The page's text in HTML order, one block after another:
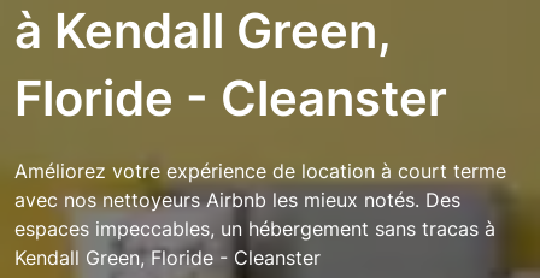
à Kendall Green,
Floride - Cleanster
Améliorez votre expérience de location à court terme
avec nos nettoyeurs Airbnb les mieux notés. Des
espaces impeccables, un hébergement sans tracas à
Kendall Green, Floride - Cleanster